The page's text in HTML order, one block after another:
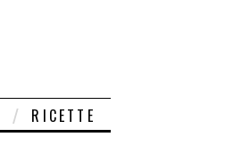
RICETTE